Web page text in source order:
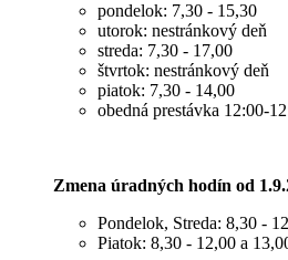
pondelok: 7,30 - 15,30
utorok: nestránkový deň
streda: 7,30 - 17,00
štvrtok: nestránkový deň
piatok: 7,30 - 14,00
obedná prestávka 12:00-
Zmena úradných hodín od
Pondelok, Streda: 8,30 -
Piatok: 8,30 - 12,00 a